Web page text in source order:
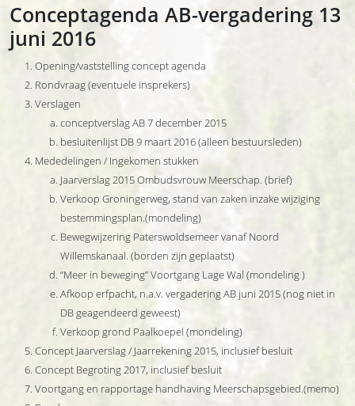
Conceptagenda AB-vergadering 13
juni 2016
Opening/vaststelling concept agenda
Rondvraag (eventuele insprekers)
Verslagen
conceptverslag AB 7 december 2015
besluitenlijst DB 9 maart 2016 (alleen bestuursleden)
Mededelingen / Ingekomen stukken
Jaarverslag 2015 Ombudsvrouw Meerschap. (brief)
Verkoop Groningerweg, stand van zaken inzake wijziging
bestemmingsplan.(mondeling)
Bewegwijzering Paterswoldsemeer vanaf Noord
Willemskanaal. (borden zijn geplaatst)
“Meer in beweging” Voortgang Lage Wal (mondeling )
Afkoop erfpacht, n.a.v. vergadering AB juni 2015 (nog niet in
DB geagendeerd geweest)
Verkoop grond Paalkoepel (mondeling)
Concept Jaarverslag / Jaarrekening 2015, inclusief besluit
Concept Begroting 2017, inclusief besluit
Voortgang en rapportage handhaving Meerschapsgebied.(memo)